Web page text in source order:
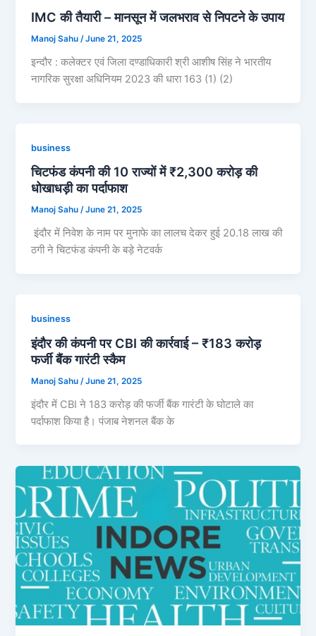
IMC की तैयारी – मानसून में जलभराव से निपटने के उपाय
Manoj Sahu/June 21, 2025
इन्दौर : कलेक्टर एवं जिला दण्डाधिकारी श्री आशीष सिंह ने भारतीय
नागरिक सुरक्षा अधिनियम 2023 की धारा 163 (1) (2)
business
चिटफंड कंपनी की 10 राज्यों में ₹2,300 करोड़ की
धोखाधड़ी का पर्दाफाश
Manoj Sahu/June 21, 2025
इंदौर में निवेश के नाम पर मुनाफे का लालच देकर हुई 20.18 लाख की
ठगी ने चिटफंड कंपनी के बड़े नेटवर्क
business
इंदौर की कंपनी पर CBI की कार्रवाई – ₹183 करोड़
फर्जी बैंक गारंटी स्कैम
Manoj Sahu /June 21, 2025
इंदौर में CBI ने 183 करोड़ की फर्जी बैंक गारंटी के घोटाले का
पर्दाफाश किया है। पंजाब नेशनल बैंक के